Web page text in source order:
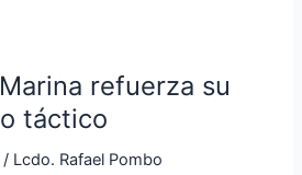
refuerza su
táctico
/ Lcdo. Rafael Pombo